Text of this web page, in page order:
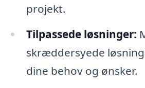
projekt.
Tilpassede løsninger:
skræddersyede
dine behov og ønsker.